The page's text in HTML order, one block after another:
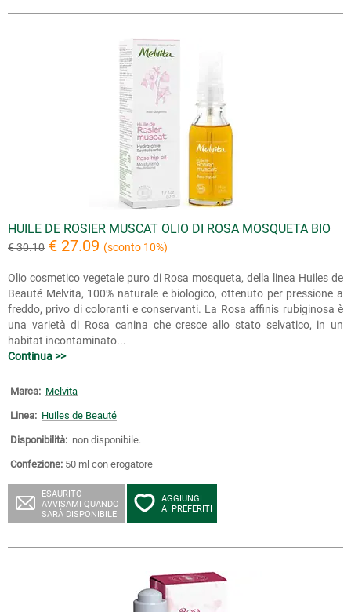
HUILE DE ROSIER MUSCAT OLIO DI ROSA MOSQUETA BIO
€ 30.10 € 27.09 (sconto 10%)
Olio cosmetico vegetale puro di Rosa mosqueta, della linea Huiles de
Beauté Melvita, 100% naturale e biologico, ottenuto per pressione a
freddo, privo di coloranti e conservanti. La Rosa affinis rubiginosa è
una varietà di Rosa canina che cresce allo stato selvatico, in un
habitat incontaminato...
Continua >>
Marca: Melvita
Linea: Huiles de Beauté
Disponibilità: non disponibile.
Confezione: 50 ml con erogatore
ESAURITO
AVVISAMI QUANDO
SARÀ DISPONIBILE
AGGIUNGI
AI PREFERITI